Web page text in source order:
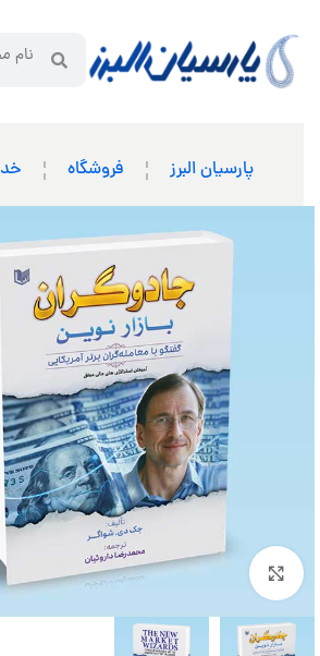
پارسیان البرز فروشگاه
بزرگنمایی تصویر